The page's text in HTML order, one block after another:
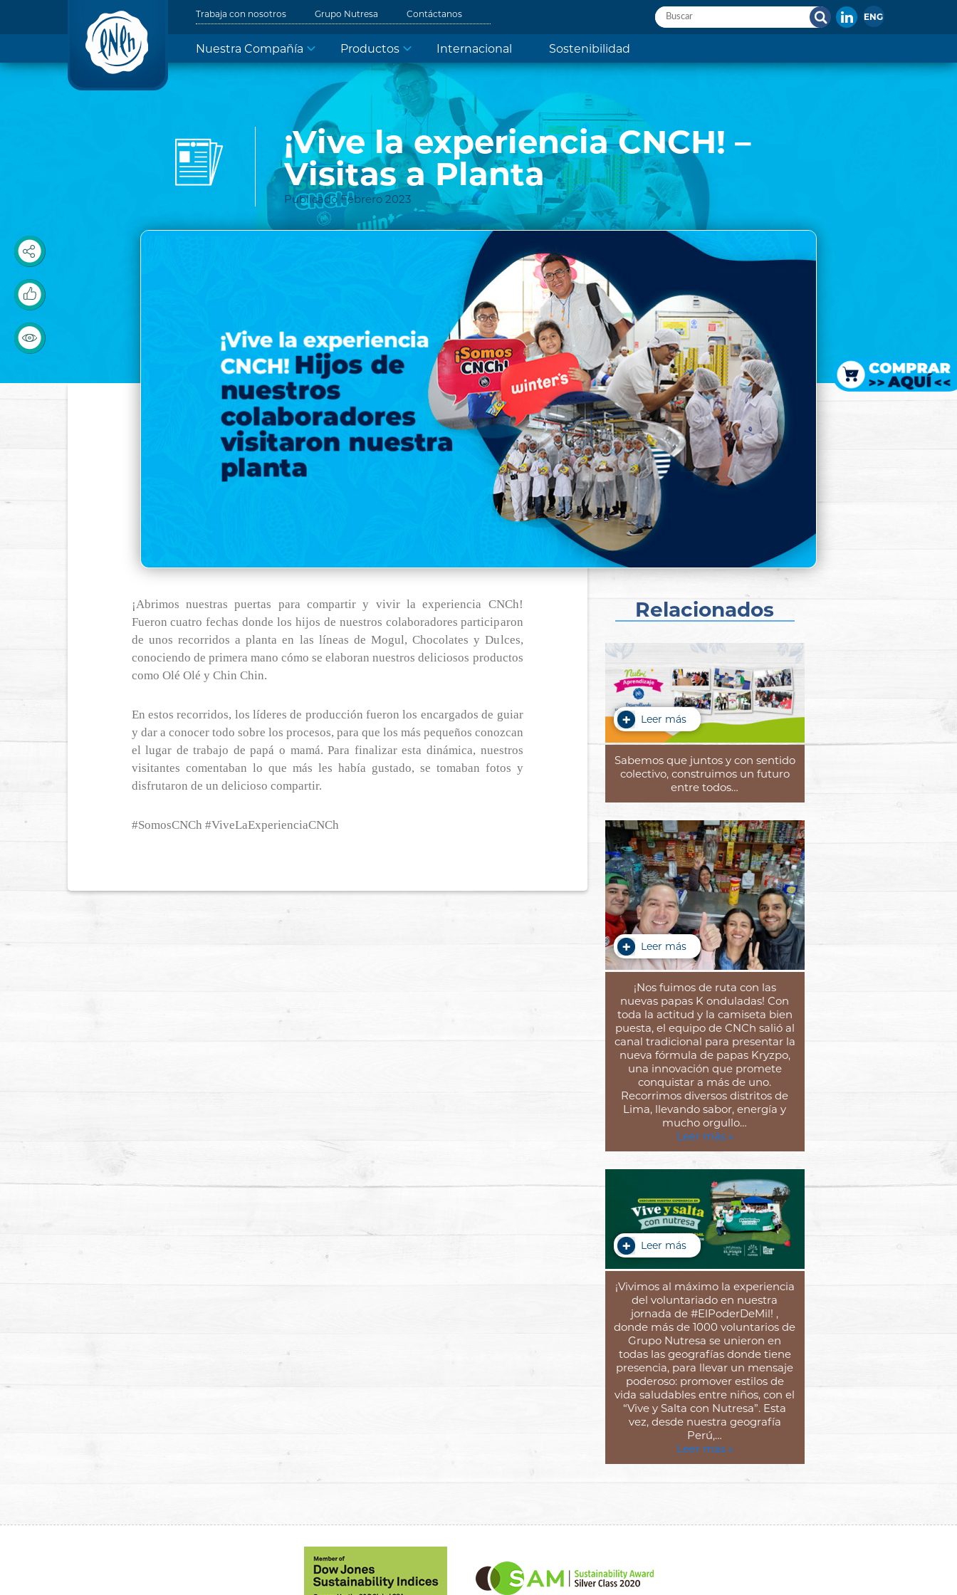
Trabaja con nosotros Grupo Nutresa Contáctanos ENG
Nuestra Compañía Productos Internacional Sostenibilidad
¡Vive la experiencia CNCH! –
Visitas a Planta
Publicado Febrero 2023
¡Abrimos nuestras puertas para compartir y vivir la experiencia CNCh!
Fueron cuatro fechas donde los hijos de nuestros colaboradores participaron
de unos recorridos a planta en las líneas de Mogul, Chocolates y Dulces,
conociendo de primera mano cómo se elaboran nuestros deliciosos productos
como Olé Olé y Chin Chin.
En estos recorridos, los líderes de producción fueron los encargados de guiar
y dar a conocer todo sobre los procesos, para que los más pequeños conozcan
el lugar de trabajo de papá o mamá. Para finalizar esta dinámica, nuestros
visitantes comentaban lo que más les había gustado, se tomaban fotos y
disfrutaron de un delicioso compartir.
#SomosCNCh #ViveLaExperienciaCNCh
Relacionados
Leer más
Sabemos que juntos y con sentido
colectivo, construimos un futuro
entre todos…
Leer más
¡Nos fuimos de ruta con las
nuevas papas K onduladas! Con
toda la actitud y la camiseta bien
puesta, el equipo de CNCh salió al
canal tradicional para presentar la
nueva fórmula de papas Kryzpo,
una innovación que promete
conquistar a más de uno.
Recorrimos diversos distritos de
Lima, llevando sabor, energía y
mucho orgullo…
Leer más »
Leer más
¡Vivimos al máximo la experiencia
del voluntariado en nuestra
jornada de #ElPoderDeMil! ,
donde más de 1000 voluntarios de
Grupo Nutresa se unieron en
todas las geografías donde tiene
presencia, para llevar un mensaje
poderoso: promover estilos de
vida saludables entre niños, con el
“Vive y Salta con Nutresa”. Esta
vez, desde nuestra geografía
Perú,…
Leer más »